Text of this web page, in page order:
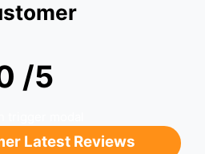
/5
Latest Reviews